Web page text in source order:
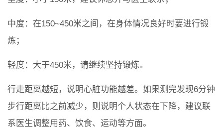
中度：在150~450米之间，在身体情况良好时要进行锻
炼；
轻度：大于450米，请继续坚持锻炼。
行走距离越短，说明心脏功能越差。如果测完发现6分钟
步行距离比之前减少，则说明个人状态在下降，建议联
系医生调整用药、饮食、运动等方面。